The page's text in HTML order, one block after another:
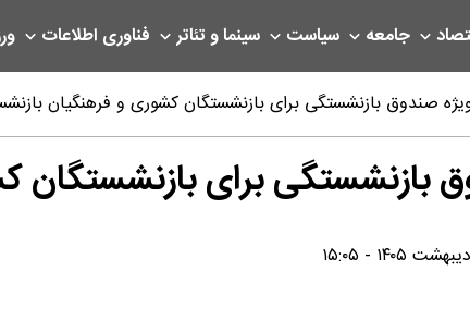
جامعه سیاست سینما و تئاتر فناوری اطلاعات
بازنشستگی برای بازنشستگان کشوری و فرهنگیان بازنشسته
بازنشستگی برای بازنشستگان